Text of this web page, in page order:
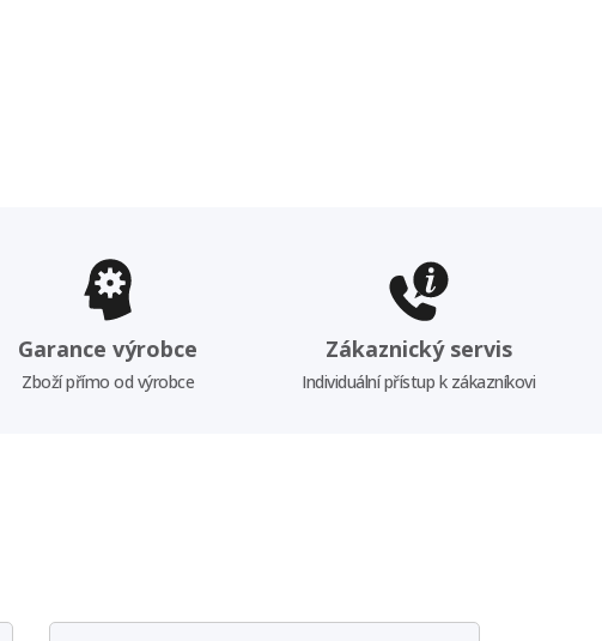
Garance výrobce
Zboží přímo od výrobce
Zákaznický servis
Individuální přístup k zákazníkovi